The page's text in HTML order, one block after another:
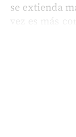
se extienda
vez es más